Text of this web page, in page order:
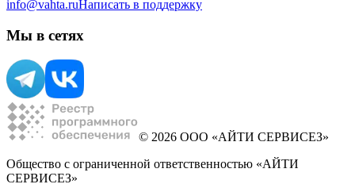
info@vahta.ruНаписать в поддержку
Мы в сетях
© 2026 ООО «АЙТИ СЕРВИСЕЗ»
Общество с ограниченной ответственностью «АЙТИ
СЕРВИСЕЗ»